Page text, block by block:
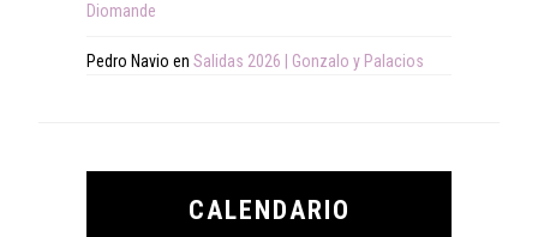
Diomande
Pedro Navio en Salidas 2026 | Gonzalo y Palacios
CALENDARIO